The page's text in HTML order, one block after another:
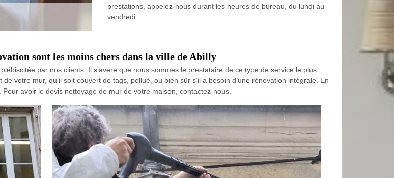
prestations, appelez-nous durant les heures de bureau, du lundi au
vendredi.
sont les moins chers dans la ville de Abilly
par nos clients. Il s’avère que nous sommes le prestataire de ce type de service le plus
votre mur, qu’il soit couvert de tags, pollué, ou bien sûr s’il a besoin d’une rénovation intégrale. En
avoir le devis nettoyage de mur de votre maison, contactez-nous.